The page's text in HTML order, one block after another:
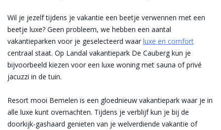
Wil je jezelf tijdens je vakantie een beetje verwennen met een
beetje luxe? Geen probleem, we hebben een aantal
vakantieparken voor je geselecteerd waar luxe en comfort
centraal staat. Op Landal vakantiepark De Cauberg kun je
bijvoorbeeld kiezen voor een luxe woning met sauna of privé
jacuzzi in de tuin.
Resort mooi Bemelen is een gloednieuw vakantiepark waar je in
alle luxe kunt overnachten. Tijdens je verblijf kun je bij de
doorkijk-gashaard genieten van je welverdiende vakantie of